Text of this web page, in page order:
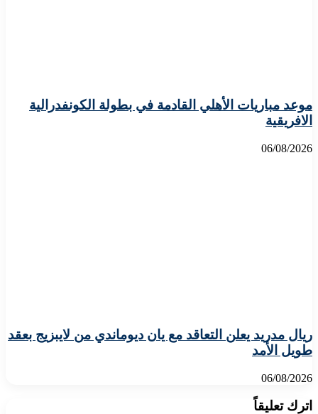
موعد مباريات الأهلي القادمة في بطولة الكونفدرالية
الافريقية
06/08/2026
ريال مدريد يعلن التعاقد مع يان ديوماندي من لايبزيج بعقد
طويل الأمد
06/08/2026
اترك تعليقاً